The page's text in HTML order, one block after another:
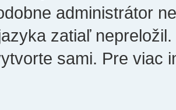
administrátor
zatiaľ
sami. Pre viac